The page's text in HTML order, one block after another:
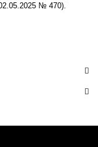
№ 470).